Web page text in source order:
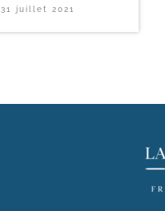
31 juillet 2021